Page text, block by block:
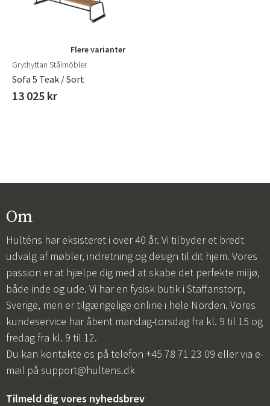
Flere varianter
Grythyttan Stålmöbler
Sofa 5 Teak / Sort
13 025 kr
Om
Hulténs har eksisteret i over 40 år. Vi tilbyder et bredt
udvalg af møbler, indretning og design til dit hjem. Vores
passion er at hjælpe dig med at skabe det perfekte miljø,
både inde og ude. Vi har en fysisk butik i Staffanstorp,
Sverige, men er tilgængelige online i hele Norden. Vores
kundeservice har åbent mandag-torsdag fra kl. 9 til 15 og
fredag fra kl. 9 til 12.
Du kan kontakte os på telefon +45 78 71 23 09 eller via e-
mail på support@hultens.dk
Tilmeld dig vores nyhedsbrev